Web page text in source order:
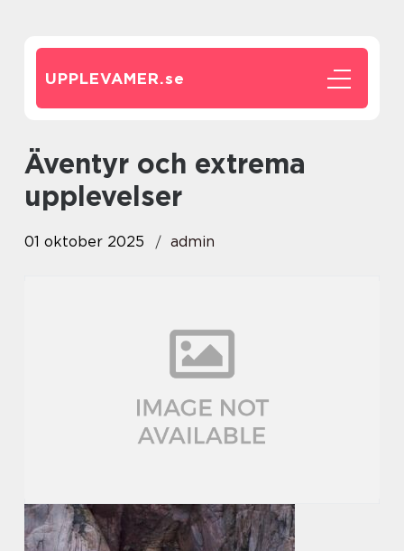
UPPLEVAMER.se
Äventyr och extrema
upplevelser
01 oktober 2025 admin